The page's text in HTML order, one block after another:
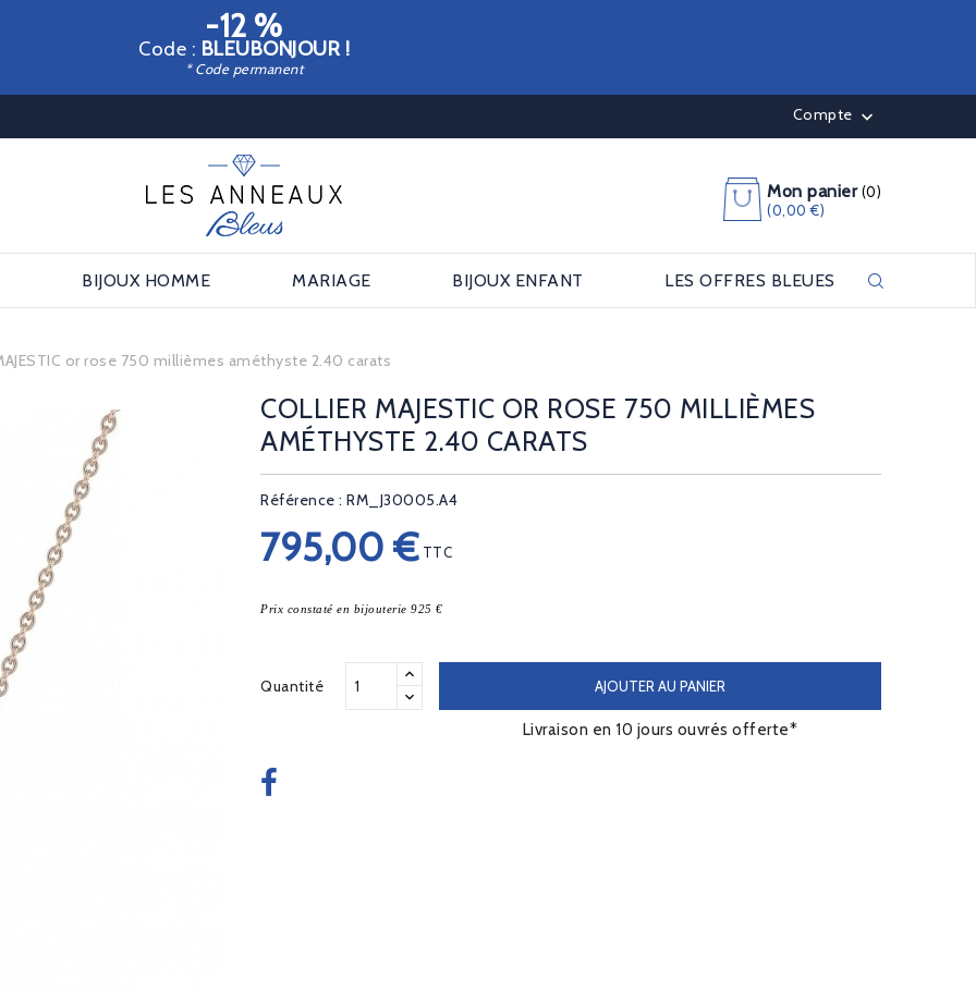
-12 %
Code : BLEUBONJOUR !
* Code permanent
Compte 
Mon panier (0)
(0,00 €)
BIJOUX HOMME MARIAGE BIJOUX ENFANT LES OFFRES BLEUES
or rose 750 millièmes améthyste 2.40 carats
COLLIER MAJESTIC OR ROSE 750 MILLIÈMES
AMÉTHYSTE 2.40 CARATS
Référence : RM_J30005.A4
795,00 € TTC
Prix constaté en bijouterie 925 €
Quantité AJOUTER AU PANIER
Livraison en 10 jours ouvrés offerte*